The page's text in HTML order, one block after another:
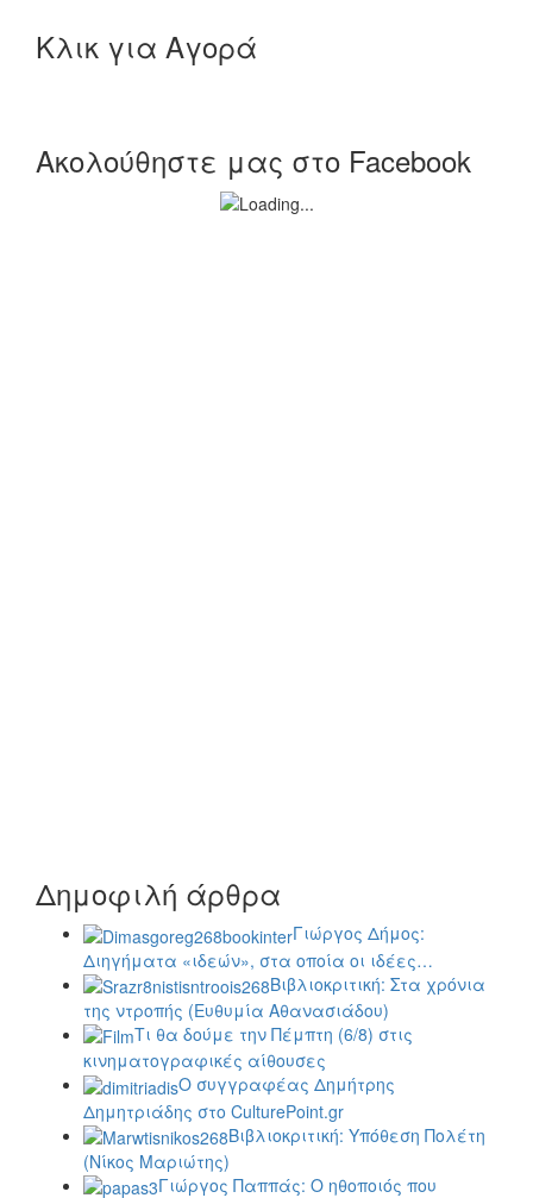
Κλικ για Αγορά
Ακολούθηστε μας στο Facebook
Δημοφιλή άρθρα
Γιώργος Δήμος:
Διηγήματα «ιδεών», στα οποία οι ιδέες…
Βιβλιοκριτική: Στα χρόνια
της ντροπής (Ευθυμία Αθανασιάδου)
Τι θα δούμε την Πέμπτη (6/8) στις
κινηματογραφικές αίθουσες
Ο συγγραφέας Δημήτρης
Δημητριάδης στο CulturePoint.gr
Βιβλιοκριτική: Υπόθεση Πολέτη
(Νίκος Μαριώτης)
Γιώργος Παππάς: Ο ηθοποιός που